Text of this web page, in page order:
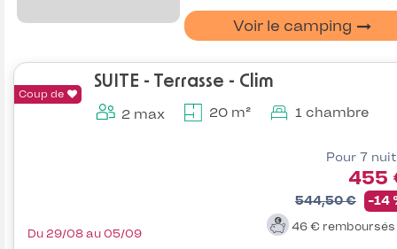
Voir le camping
Coup de
SUITE - Terrasse - Clim
2 max 20 m² 1 chambre
Pour 7
455
544,50 € -14
46 € remboursés
Du 29/08 au 05/09